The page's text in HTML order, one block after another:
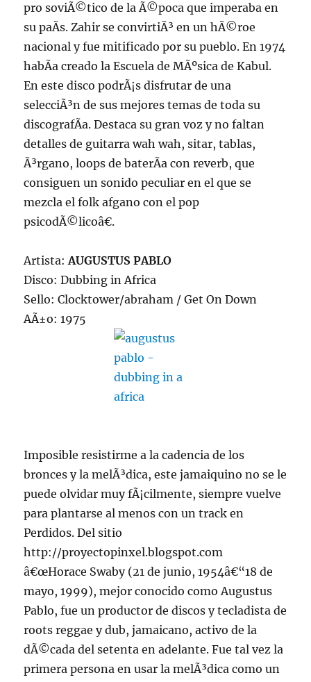
pro soviÃ©tico de la Ã©poca que imperaba en
su paÃ­s. Zahir se convirtiÃ³ en un hÃ©roe
nacional y fue mitificado por su pueblo. En 1974
habÃ­a creado la Escuela de MÃºsica de Kabul.
En este disco podrÃ¡s disfrutar de una
selecciÃ³n de sus mejores temas de toda su
discografÃ­a. Destaca su gran voz y no faltan
detalles de guitarra wah wah, sitar, tablas,
Ã³rgano, loops de baterÃ­a con reverb, que
consiguen un sonido peculiar en el que se
mezcla el folk afgano con el pop
psicodÃ©licoâ€.
Artista:AUGUSTUS PABLO
Disco: Dubbing in Africa
Sello: Clocktower/abraham / Get On Down
AÃ±o: 1975
Imposible resistirme a la cadencia de los
bronces y la melÃ³dica, este jamaiquino no se le
puede olvidar muy fÃ¡cilmente, siempre vuelve
para plantarse al menos con un track en
Perdidos. Del sitio
http://proyectopinxel.blogspot.com
â€œHorace Swaby (21 de junio, 1954â€“18 de
mayo, 1999), mejor conocido como Augustus
Pablo, fue un productor de discos y tecladista de
roots reggae y dub, jamaicano, activo de la
dÃ©cada del setenta en adelante. Fue tal vez la
primera persona en usar la melÃ³dica como un